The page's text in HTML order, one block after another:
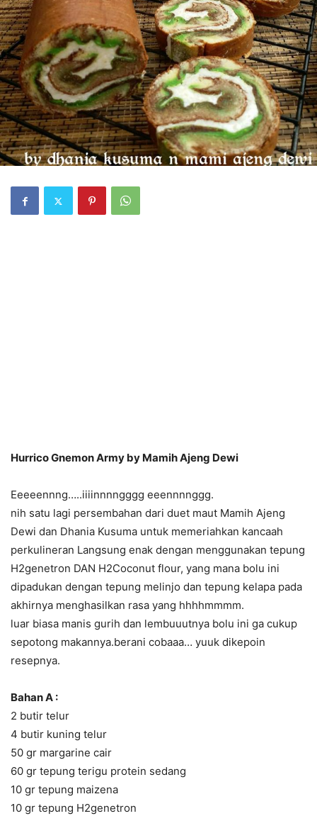
Hurrico Gnemon Army by Mamih Ajeng Dewi
Eeeeennng…..iiiinnnngggg eeennnnggg.
nih satu lagi persembahan dari duet maut Mamih Ajeng
Dewi dan Dhania Kusuma untuk memeriahkan kancaah
perkulineran Langsung enak dengan menggunakan tepung
H2genetron DAN H2Coconut flour, yang mana bolu ini
dipadukan dengan tepung melinjo dan tepung kelapa pada
akhirnya menghasilkan rasa yang hhhhmmmm.
luar biasa manis gurih dan lembuuutnya bolu ini ga cukup
sepotong makannya.berani cobaaa… yuuk dikepoin
resepnya.
Bahan A :
2 butir telur
4 butir kuning telur
50 gr margarine cair
60 gr tepung terigu protein sedang
10 gr tepung maizena
10 gr tepung H2genetron